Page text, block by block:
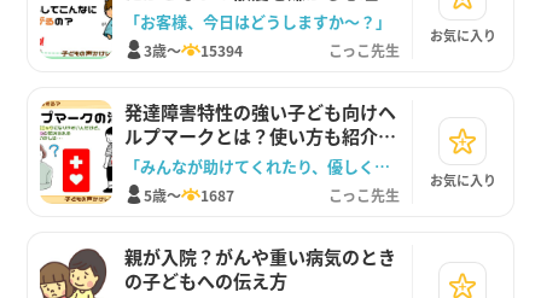
感覚過敏への理解と声かけ
「お客様、今日はどうしますか〜？」
3歳～ 15394 こっこ先生
お気に入り
発達障害特性の強い子ども向けヘ
ルプマークとは？使い方も紹介し
ます。
「みんなが助けてくれたり、優しくしてくれたりするお守りだよ」
5歳～ 1687 こっこ先生
お気に入り
親が入院？がんや重い病気のとき
の子どもへの伝え方